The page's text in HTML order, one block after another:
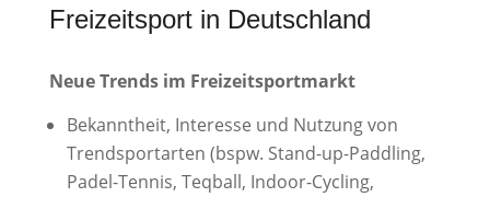
Freizeitsport in Deutschland
Neue Trends im Freizeitsportmarkt
Bekanntheit, Interesse und Nutzung von
Trendsportarten (bspw. Stand-up-Paddling,
Padel-Tennis, Teqball, Indoor-Cycling,